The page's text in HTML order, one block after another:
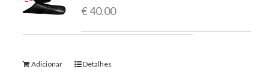
€40.00
Adicionar Detalhes